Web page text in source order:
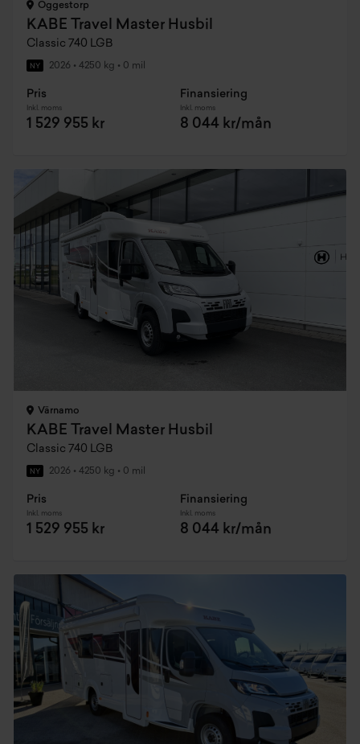
Öggestorp
KABE Travel Master Husbil
Classic 740 LGB
NY 2026 • 4250 kg • 0 mil
Pris
Inkl. moms
1 529 955 kr
Finansiering
Inkl. moms
8 044 kr/mån
Värnamo
KABE Travel Master Husbil
Classic 740 LGB
NY 2026 • 4250 kg • 0 mil
Pris
Inkl. moms
1 529 955 kr
Finansiering
Inkl. moms
8 044 kr/mån